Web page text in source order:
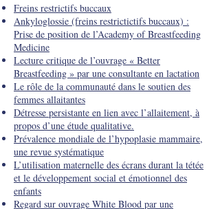
Freins restrictifs buccaux
Ankyloglossie (freins restrictictifs buccaux) :
Prise de position de l’Academy of Breastfeeding
Medicine
Lecture critique de l’ouvrage « Better
Breastfeeding » par une consultante en lactation
Le rôle de la communauté dans le soutien des
femmes allaitantes
Détresse persistante en lien avec l’allaitement, à
propos d’une étude qualitative.
Prévalence mondiale de l’hypoplasie mammaire,
une revue systématique
L’utilisation maternelle des écrans durant la tétée
et le développement social et émotionnel des
enfants
Regard sur ouvrage White Blood par une